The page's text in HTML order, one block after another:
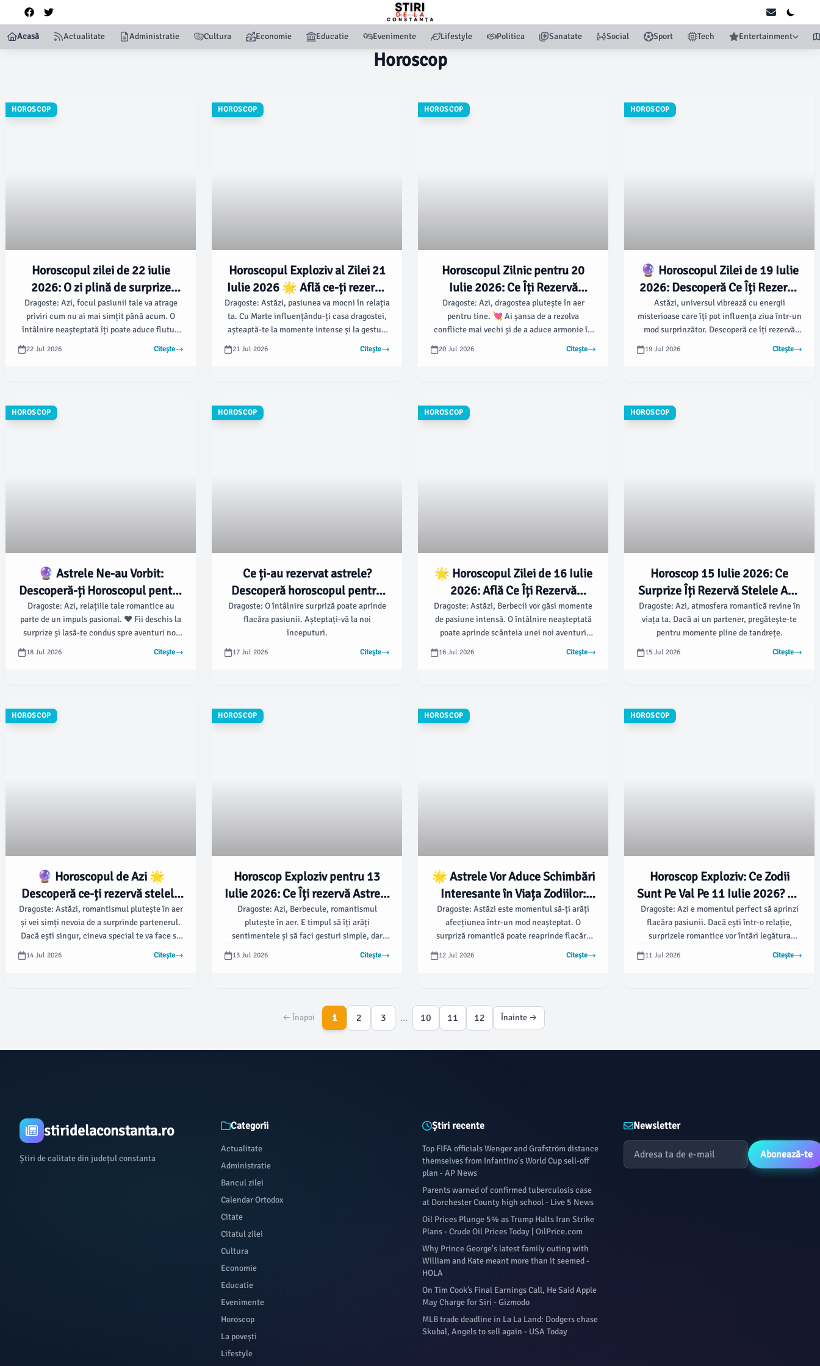
Acasă Actualitate Administratie Cultura Economie Educatie Evenimente Lifestyle Politica Sanatate Social Sport Tech Entertainment
Horoscop
HOROSCOP
Horoscopul zilei de 22 iulie
2026: O zi plină de surprize
cosmice pentru toate zodiile! 🌟
🔮
Dragoste: Azi, focul pasiunii tale va atrage
priviri cum nu ai mai simțit până acum. O
întâlnire neașteptată îți poate aduce fluturi
22 Jul 2026 Citește
HOROSCOP
Horoscopul Exploziv al Zilei 21
Iulie 2026 🌟 Află ce-ți rezervă
stelele!
Dragoste: Astăzi, pasiunea va mocni în relația
ta. Cu Marte influențându-ți casa dragostei,
așteaptă-te la momente intense și la gesturi
21 Jul 2026 Citește
HOROSCOP
Horoscopul Zilnic pentru 20
Iulie 2026: Ce Îți Rezervă
Stelele Azi? 🌟🔮
Dragoste: Azi, dragostea plutește în aer
pentru tine. 💘 Ai șansa de a rezolva
conflicte mai vechi și de a aduce armonie în
20 Jul 2026 Citește
HOROSCOP
🔮 Horoscopul Zilei de 19 Iulie
2026: Descoperă Ce Îți Rezervă
Astrele! 🌟
Astăzi, universul vibrează cu energii
misterioase care îți pot influența ziua într-un
mod surprinzător. Descoperă ce îți rezervă
19 Jul 2026 Citește
HOROSCOP
🔮 Astrele Ne-au Vorbit:
Descoperă-ți Horoscopul pentru
18 Iulie 2026! 🌟
Dragoste: Azi, relațiile tale romantice au
parte de un impuls pasional. ❤️ Fii deschis la
surprize și lasă-te condus spre aventuri noi
18 Jul 2026 Citește
HOROSCOP
Ce ți-au rezervat astrele?
Descoperă horoscopul pentru
17 iulie 2026! 🌟🔮
Dragoste: O întâlnire surpriză poate aprinde
flacăra pasiunii. Așteptați-vă la noi
începuturi.
17 Jul 2026 Citește
HOROSCOP
🌟 Horoscopul Zilei de 16 Iulie
2026: Află Ce Îți Rezervă
Stelele! 🌟
Dragoste: Astăzi, Berbecii vor găsi momente
de pasiune intensă. O întâlnire neașteptată
poate aprinde scânteia unei noi aventuri
16 Jul 2026 Citește
HOROSCOP
Horoscop 15 Iulie 2026: Ce
Surprize Îți Rezervă Stelele Azi?
🌟🔮
Dragoste: Azi, atmosfera romantică revine în
viața ta. Dacă ai un partener, pregătește-te
pentru momente pline de tandrețe.
15 Jul 2026 Citește
HOROSCOP
🔮 Horoscopul de Azi 🌟
Descoperă ce-ți rezervă stelele
pentru 14 Iulie 2026! 🚀
Dragoste: Astăzi, romantismul plutește în aer
și vei simți nevoia de a surprinde partenerul.
Dacă ești singur, cineva special te va face să
14 Jul 2026 Citește
HOROSCOP
Horoscop Exploziv pentru 13
Iulie 2026: Ce Îți rezervă Astrele
Azi? 🌟
Dragoste: Azi, Berbecule, romantismul
plutește în aer. E timpul să îți arăți
sentimentele și să faci gesturi simple, dar
financiară neașteptată îți va face ziua mai
13 Jul 2026 Citește
HOROSCOP
🌟 Astrele Vor Aduce Schimbări
Interesante în Viața Zodiilor:
Horoscop Amuzant și Inspirator
pentru 12 Iulie 2026! 🌠
Dragoste: Astăzi este momentul să-ți arăți
afecțiunea într-un mod neașteptat. O
surpriză romantică poate reaprinde flacăra
12 Jul 2026 Citește
HOROSCOP
Horoscop Exploziv: Ce Zodii
Sunt Pe Val Pe 11 Iulie 2026? 🌟
🔮
Dragoste: Azi e momentul perfect să aprinzi
flacăra pasiunii. Dacă ești într-o relație,
surprizele romantice vor întări legătura
11 Jul 2026 Citește
← Înapoi 1 2 3 ... 10 11 12 Înainte →
stiridelaconstanta.ro
Știri de calitate din județul constanta
Categorii
Actualitate
Administratie
Bancul zilei
Calendar Ortodox
Citate
Citatul zilei
Cultura
Economie
Educatie
Evenimente
Horoscop
La povești
Lifestyle
Știri recente
Top FIFA officials Wenger and Grafström distance
themselves from Infantino's World Cup sell-off
plan - AP News
Parents warned of confirmed tuberculosis case
at Dorchester County high school - Live 5 News
Oil Prices Plunge 5% as Trump Halts Iran Strike
Plans - Crude Oil Prices Today | OilPrice.com
Why Prince George's latest family outing with
William and Kate meant more than it seemed -
HOLA
On Tim Cook’s Final Earnings Call, He Said Apple
May Charge for Siri - Gizmodo
MLB trade deadline in La La Land: Dodgers chase
Skubal, Angels to sell again - USA Today
Newsletter
Abonează-te